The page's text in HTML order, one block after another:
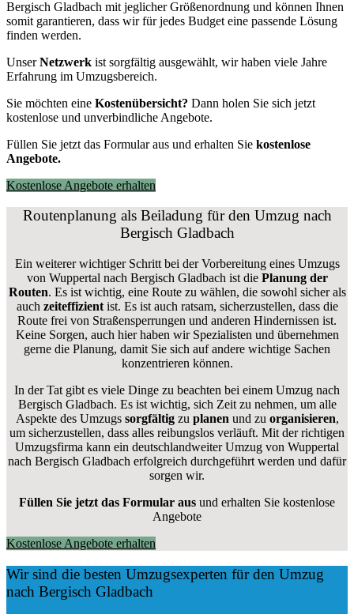
Bergisch Gladbach mit jeglicher Größenordnung und können Ihnen
somit garantieren, dass wir für jedes Budget eine passende Lösung
finden werden.
UnserNetzwerk ist sorgfältig ausgewählt, wir haben viele Jahre
Erfahrung im Umzugsbereich.
Sie möchten eine Kostenübersicht? Dann holen Sie sich jetzt
kostenlose und unverbindliche Angebote.
Füllen Sie jetzt das Formular aus und erhalten Sie kostenlose
Angebote.
Kostenlose Angebote erhalten
Routenplanung als Beiladung für den Umzug nach
Bergisch Gladbach
Ein weiterer wichtiger Schritt bei der Vorbereitung eines Umzugs
von Wuppertal nach Bergisch Gladbach ist diePlanung der
Routen. Es ist wichtig, eine Route zu wählen, die sowohl sicher als
auch zeiteffizientist. Es ist auch ratsam, sicherzustellen, dass die
Route frei von Straßensperrungen und anderen Hindernissen ist.
Keine Sorgen, auch hier haben wir Spezialisten und übernehmen
gerne die Planung, damit Sie sich auf andere wichtige Sachen
konzentrieren können.
In der Tat gibt es viele Dinge zu beachten bei einem Umzug nach
Bergisch Gladbach. Es ist wichtig, sich Zeit zu nehmen, um alle
Aspekte des Umzugs sorgfältigzu planen und zu organisieren,
um sicherzustellen, dass alles reibungslos verläuft. Mit der richtigen
Umzugsfirma kann ein deutschlandweiter Umzug von Wuppertal
nach Bergisch Gladbach erfolgreich durchgeführt werden und dafür
sorgen wir.
Füllen Sie jetzt das Formular aus und erhalten Sie kostenlose
Angebote
Kostenlose Angebote erhalten
Wir sind die besten Umzugsexperten für den Umzug
nach Bergisch Gladbach